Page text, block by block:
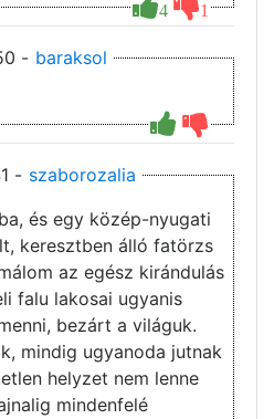
4 1
- baraksol
- szaborozalia
és egy közép-nyugati
keresztben álló fatörzs
az egész kirándulás
falu lakosai ugyanis
bezárt a világuk.
mindig ugyanoda jutnak
helyzet nem lenne
mindenfelé